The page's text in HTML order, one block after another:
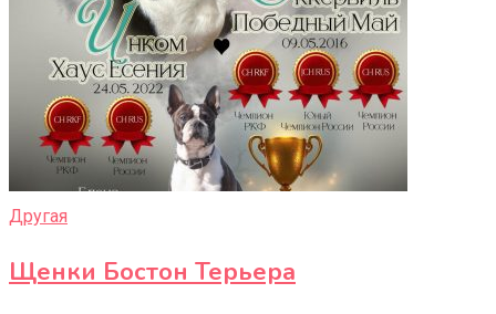
Другая
Щенки Бостон Терьера